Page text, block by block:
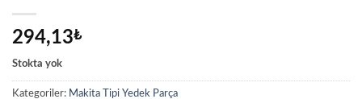
294,13₺
Stokta yok
Kategoriler: Makita Tipi Yedek Parça